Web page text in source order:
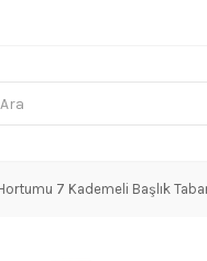
7 Kademeli Başlık